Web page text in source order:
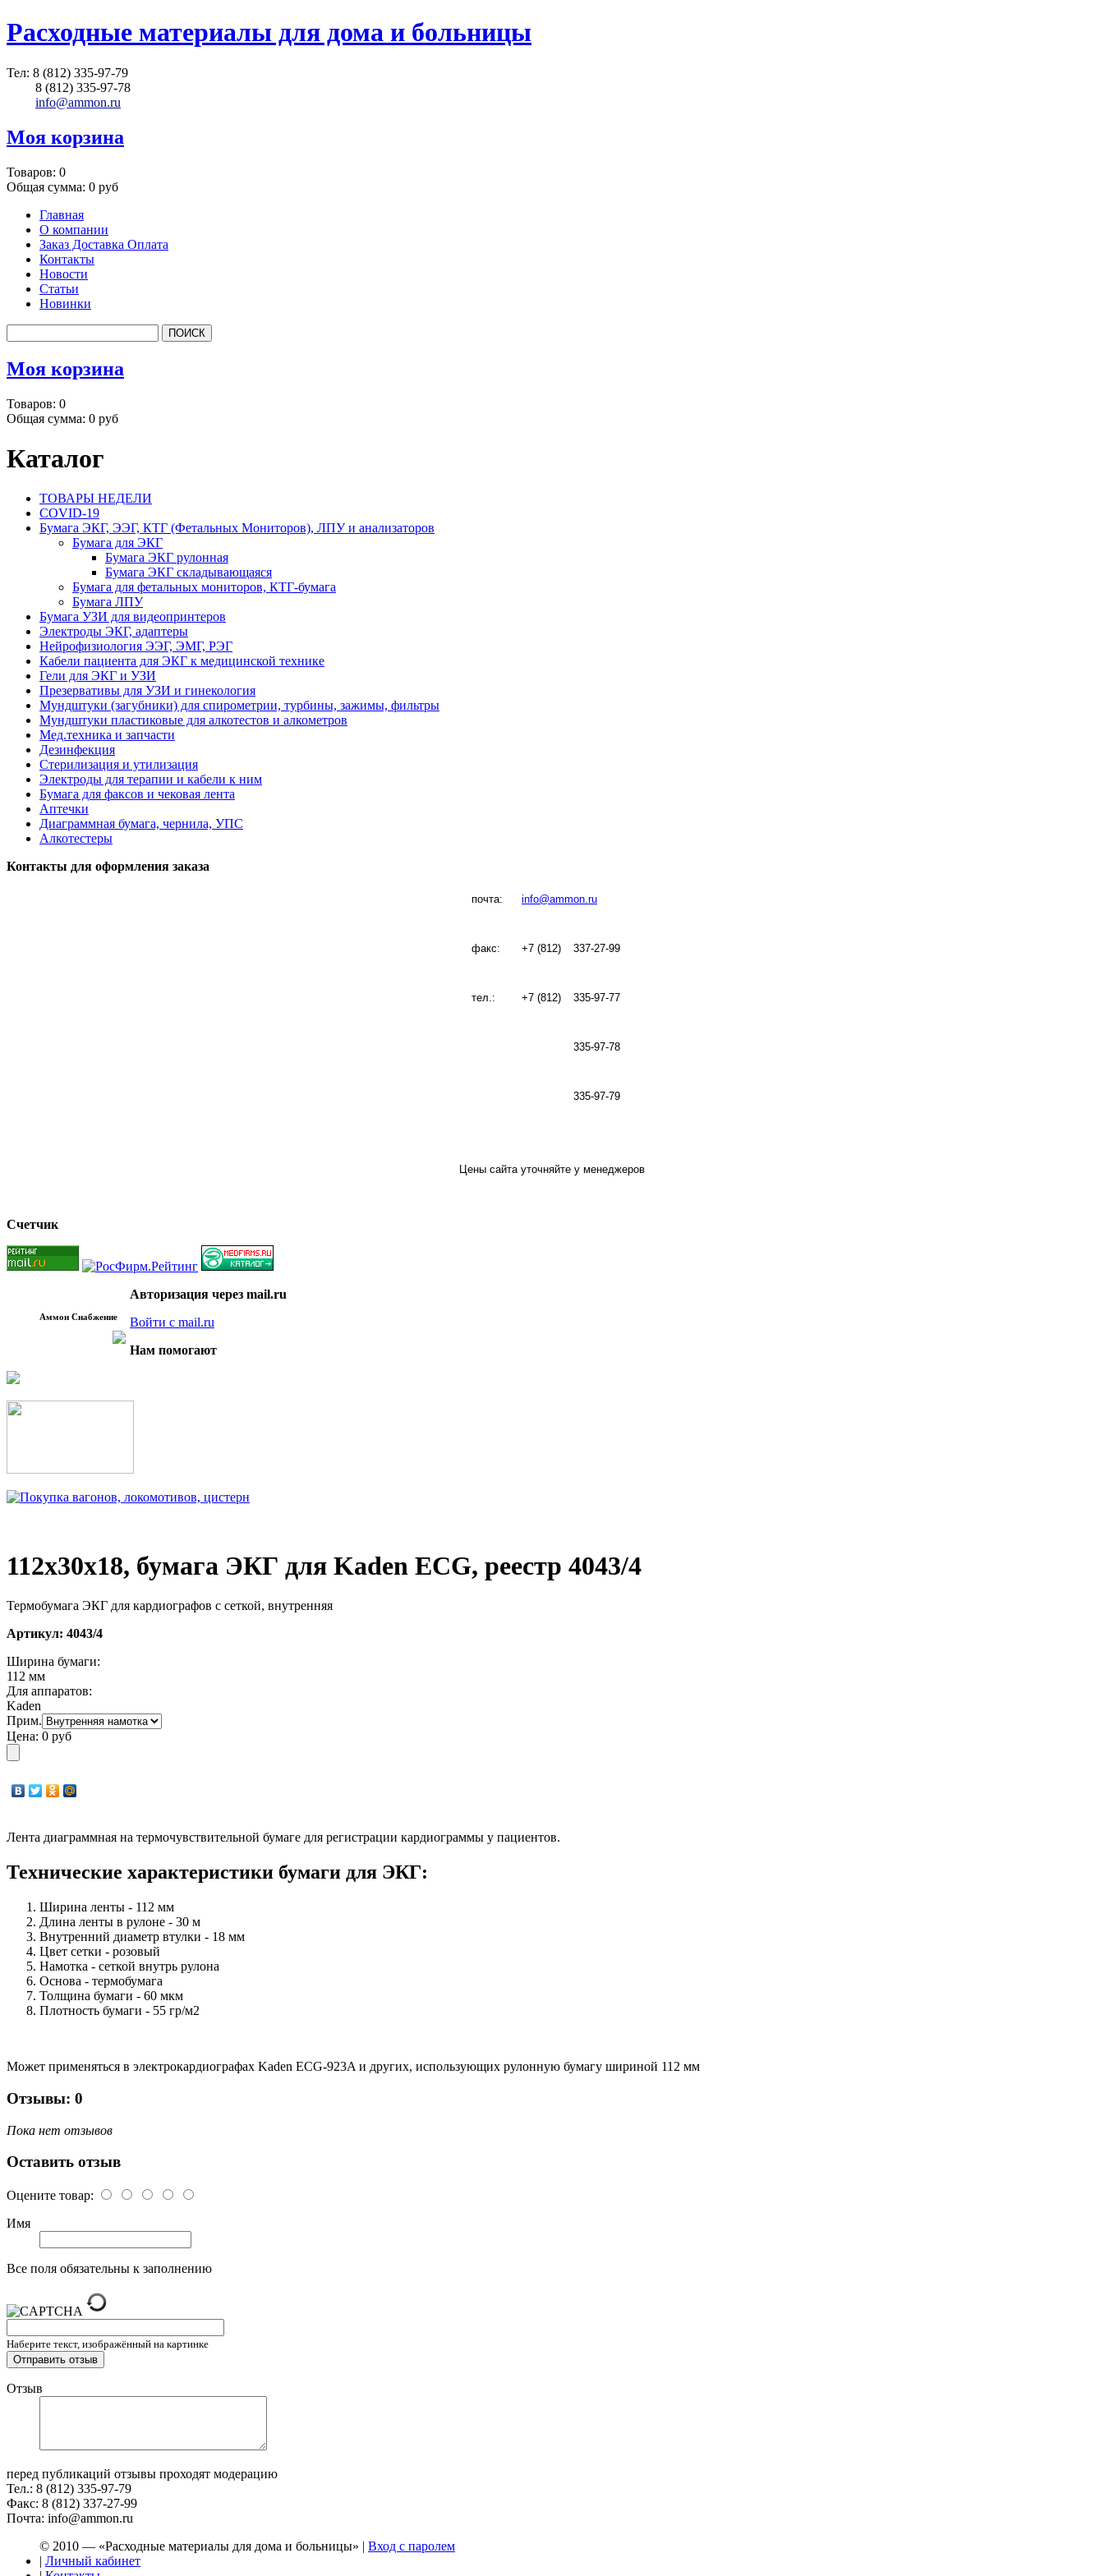
Расходные материалы для дома и больницы
Тел: 8 (812) 335-97-79
8 (812) 335-97-78
info@ammon.ru
Моя корзина
Товаров: 0
Общая сумма: 0 руб
Главная
О компании
Заказ Доставка Оплата
Контакты
Новости
Статьи
Новинки
Моя корзина
Товаров: 0
Общая сумма: 0 руб
Каталог
ТОВАРЫ НЕДЕЛИ
COVID-19
Бумага ЭКГ, ЭЭГ, КТГ (Фетальных Мониторов), ЛПУ и анализаторов
Бумага для ЭКГ
Бумага ЭКГ рулонная
Бумага ЭКГ складывающаяся
Бумага для фетальных мониторов, КТГ-бумага
Бумага ЛПУ
Бумага УЗИ для видеопринтеров
Электроды ЭКГ, адаптеры
Нейрофизиология ЭЭГ, ЭМГ, РЭГ
Кабели пациента для ЭКГ к медицинской технике
Гели для ЭКГ и УЗИ
Презервативы для УЗИ и гинекология
Мундштуки (загубники) для спирометрии, турбины, зажимы, фильтры
Мундштуки пластиковые для алкотестов и алкометров
Мед.техника и запчасти
Дезинфекция
Стерилизация и утилизация
Электроды для терапии и кабели к ним
Бумага для факсов и чековая лента
Аптечки
Диаграммная бумага, чернила, УПС
Алкотестеры
Контакты для оформления заказа
почта: info@ammon.ru
факс: +7 (812) 337-27-99
тел.: +7 (812) 335-97-77
335-97-78
335-97-79
Цены сайта уточняйте у менеджеров
Счетчик
Аммон Снабжение
Авторизация через mail.ru
Войти с mail.ru
Нам помогают
112х30х18, бумага ЭКГ для Kaden ECG, реестр 4043/4
Термобумага ЭКГ для кардиографов с сеткой, внутренняя
Артикул: 4043/4
Ширина бумаги:
112 мм
Для аппаратов:
Kaden
Прим.
Цена: 0 руб
Лента диаграммная на термочувствительной бумаге для регистрации кардиограммы у пациентов.
Технические характеристики бумаги для ЭКГ:
Ширина ленты - 112 мм
Длина ленты в рулоне - 30 м
Внутренний диаметр втулки - 18 мм
Цвет сетки - розовый
Намотка - сеткой внутрь рулона
Основа - термобумага
Толщина бумаги - 60 мкм
Плотность бумаги - 55 гр/м2
Может применяться в электрокардиографах Kaden ECG-923A и других, использующих рулонную бумагу шириной 112 мм
Отзывы: 0
Пока нет отзывов
Оставить отзыв
Оцените товар:
Имя
Все поля обязательны к заполнению
Наберите текст, изображённый на картинке
Отзыв
перед публикаций отзывы проходят модерацию
Тел.: 8 (812) 335-97-79
Факс: 8 (812) 337-27-99
Почта: info@ammon.ru
© 2010 — «Расходные материалы для дома и больницы» | Вход с паролем
| Личный кабинет